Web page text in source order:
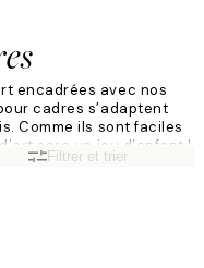
encadrées avec nos
cadres s’adaptent
Comme ils sont faciles
sera un jeu d’enfant !
Filtrer et trier